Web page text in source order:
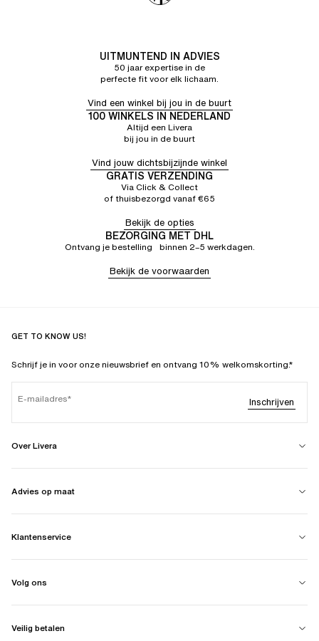
Zit goed en stevig om de borsten.
UITMUNTEND IN ADVIES
50 jaar expertise in de
perfecte fit voor elk lichaam.
Vind een winkel bij jou in de buurt
100 WINKELS IN NEDERLAND
Altijd een Livera
bij jou in de buurt
Vind jouw dichtsbijzijnde winkel
GRATIS VERZENDING
Via Click & Collect
of thuisbezorgd vanaf €65
Bekijk de opties
BEZORGING MET DHL
Ontvang je bestelling binnen 2–5 werkdagen.
Bekijk de voorwaarden
GET TO KNOW US!
Schrijf je in voor onze nieuwsbrief en ontvang 10% welkomskorting.*
E-mailadres Inschrijven
Over Livera
Advies op maat
Klantenservice
Volg ons
Veilig betalen